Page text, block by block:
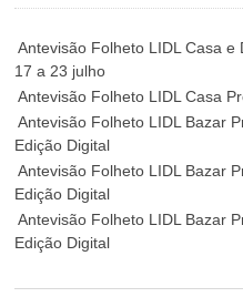
Antevisão Folheto LIDL Casa
17 a 23 julho
Antevisão Folheto LIDL Casa
Antevisão Folheto LIDL Bazar
Edição Digital
Antevisão Folheto LIDL Bazar
Edição Digital
Antevisão Folheto LIDL Bazar
Edição Digital